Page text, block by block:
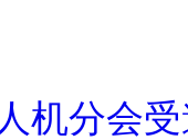
机分会